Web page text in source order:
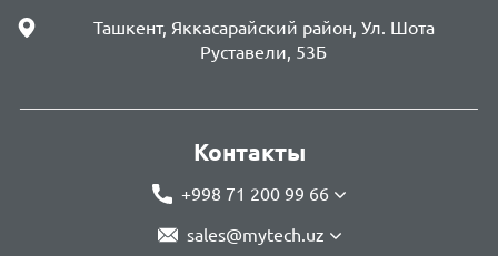
Ташкент, Яккасарайский район, Ул. Шота
Руставели, 53Б
Контакты
+998 71 200 99 66
sales@mytech.uz